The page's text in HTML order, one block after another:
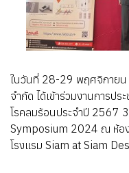
ในวันที่ 28-29 พฤศจิกายน
จำกัด ได้เข้าร่วมงานการป
โรคลมร้อนประจำปี 2567
Symposium 2024 ณ ห้อ
โรงแรม Siam at Siam